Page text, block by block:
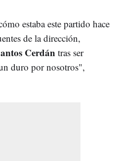
estaba este partido hace
de la dirección,
Cerdán tras ser
duro por nosotros",